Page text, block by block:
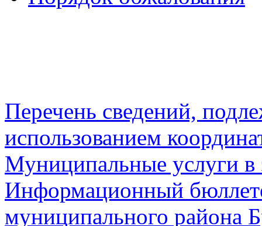
Перечень сведений,
использованием
Муниципальные услуги в
Информационный
муниципального района